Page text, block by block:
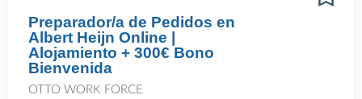
Preparador/a de Pedidos en
Albert Heijn Online |
Alojamiento + 300€ Bono
Bienvenida
OTTO WORK FORCE